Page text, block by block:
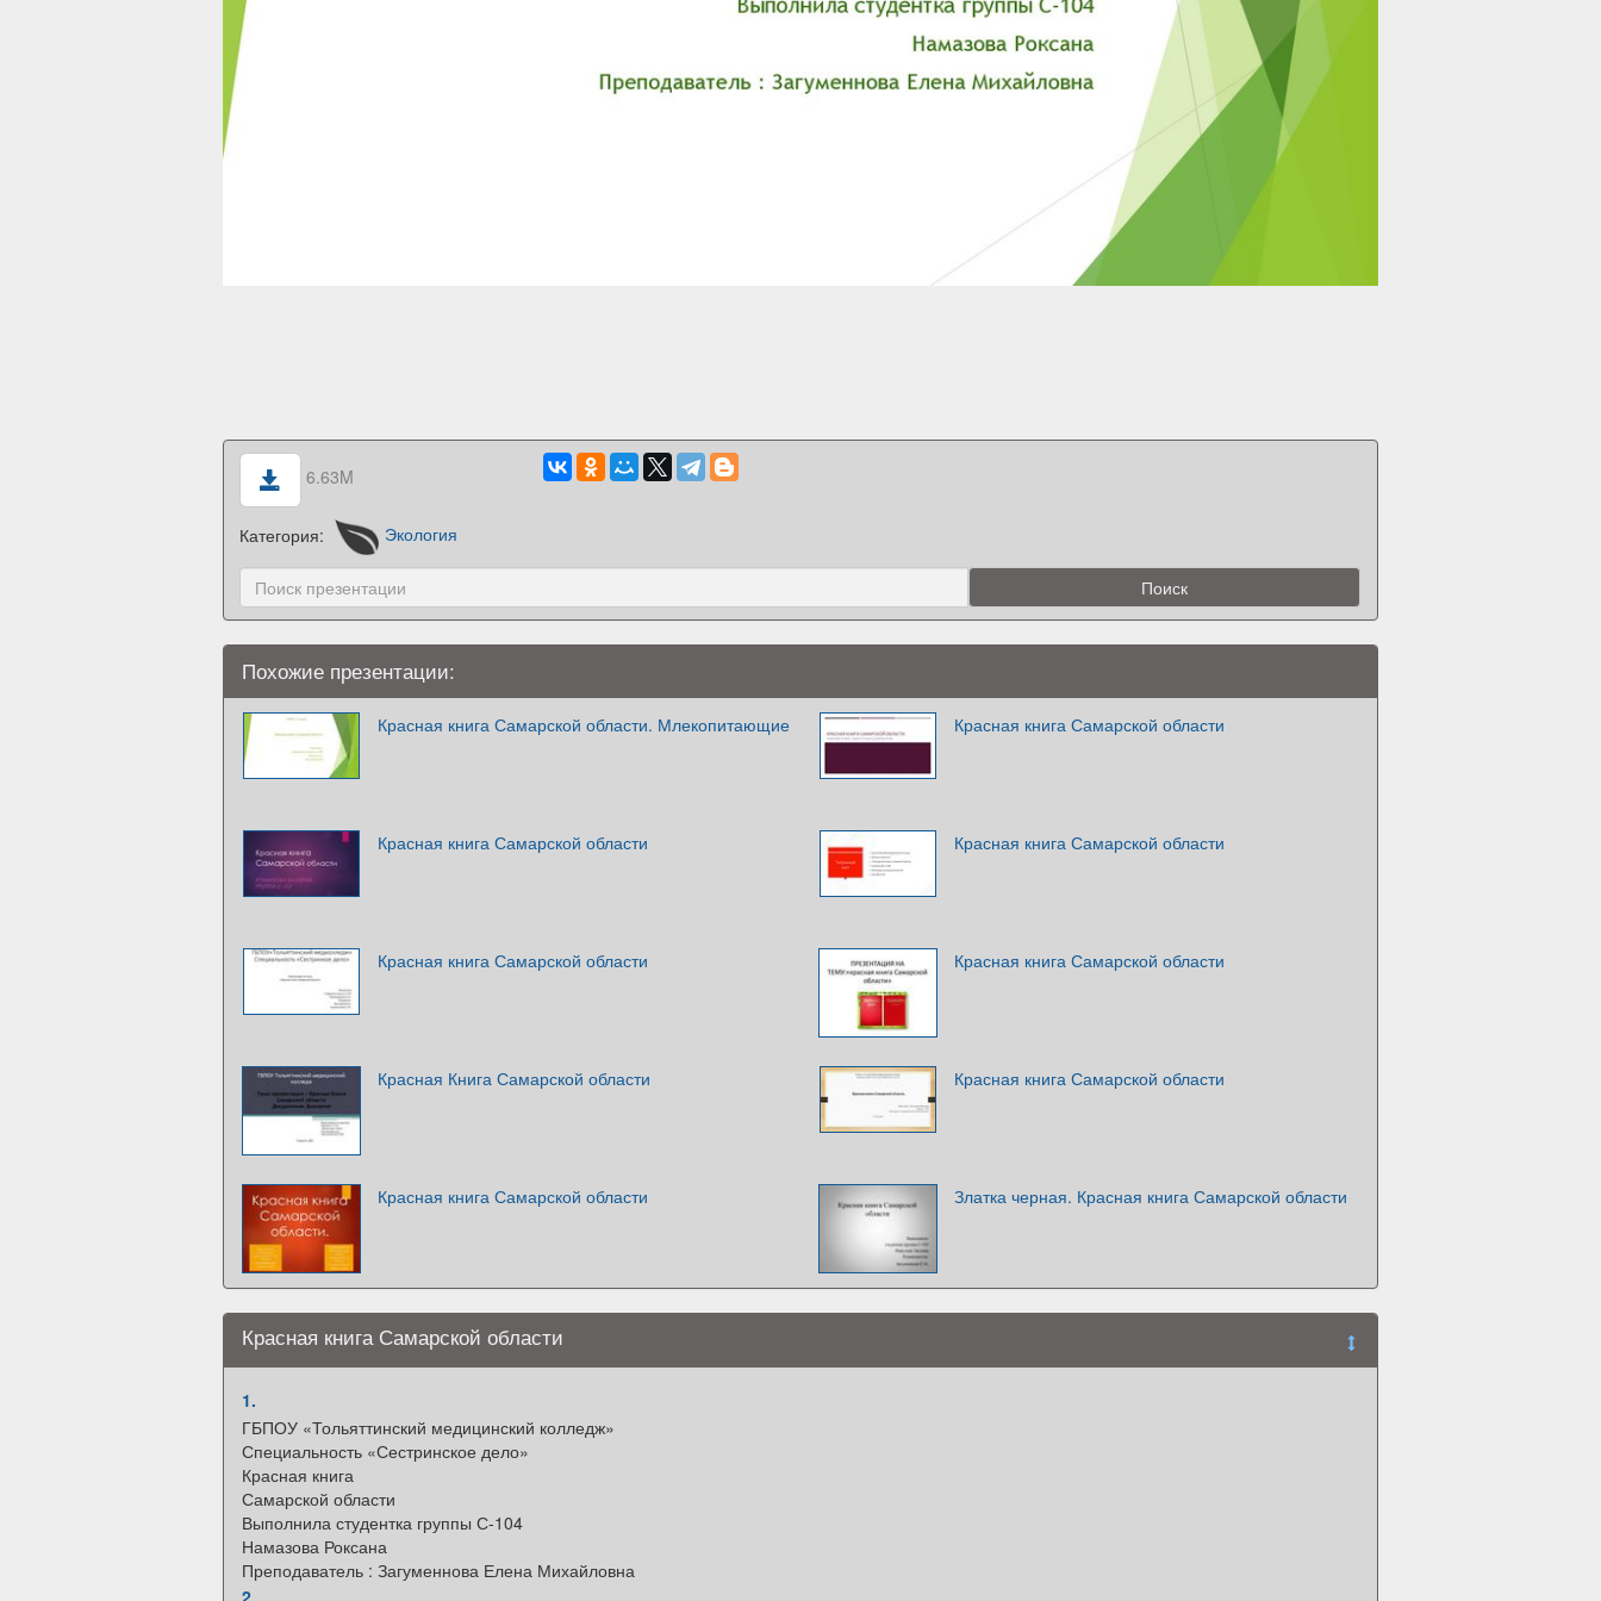
6.63M
Категория: Экология
Похожие презентации:
Красная книга Самарской области. Млекопитающие Красная книга Самарской области
Красная книга Самарской области Красная книга Самарской области
Красная книга Самарской области Красная книга Самарской области
Красная Книга Самарской области Красная книга Самарской области
Красная книга Самарской области Златка черная. Красная книга Самарской области
Красная книга Самарской области
1.
ГБПОУ «Тольяттинский медицинский колледж»
Специальность «Сестринское дело»
Красная книга
Самарской области
Выполнила студентка группы С-104
Намазова Роксана
Преподаватель : Загуменнова Елена Михайловна
2.